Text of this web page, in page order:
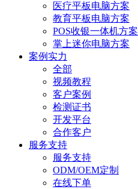
医疗平板电脑方案
教育平板电脑方案
POS收银一体机方案
掌上迷你电脑方案
案例实力
全部
视频教程
客户案例
检测证书
开发平台
合作客户
服务支持
服务支持
ODM/OEM定制
在线下单